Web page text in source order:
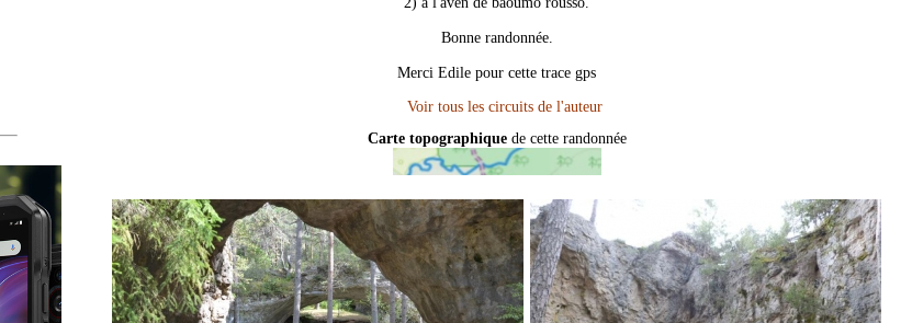
Bonne randonnée.
Merci Edile pour cette trace gps
Carte topographique de cette randonnée